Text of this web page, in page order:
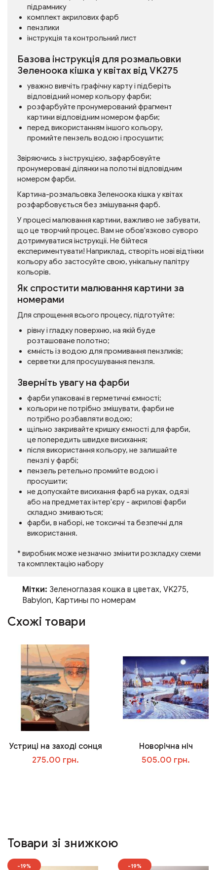
підрамнику
комплект акрилових фарб
пензлики
інструкція та контрольний лист
Базова інструкція для розмальовки
Зеленоока кішка у квітах від VK275
уважно вивчіть графічну карту і підберіть
відповідний номер кольору фарби;
розфарбуйте пронумерований фрагмент
картини відповідним номером фарби;
перед використанням іншого кольору,
промийте пензель водою і просушити;
Звіряючись з інструкцією, зафарбовуйте
пронумеровані ділянки на полотні відповідним
номером фарби.
Картина-розмальовка Зеленоока кішка у квітах
розфарбовується без змішування фарб.
У процесі малювання картини, важливо не забувати,
що це творчий процес. Вам не обов'язково суворо
дотримуватися інструкції. Не бійтеся
експериментувати! Наприклад, створіть нові відтінки
кольору або застосуйте свою, унікальну палітру
кольорів.
Як спростити малювання картини за
номерами
Для спрощення всього процесу, підготуйте:
рівну і гладку поверхню, на якій буде
розташоване полотно;
ємність із водою для промивання пензликів;
серветки для просушування пензля.
Зверніть увагу на фарби
фарби упаковані в герметичні ємності;
кольори не потрібно змішувати, фарби не
потрібно розбавляти водою;
щільно закривайте кришку ємності для фарби,
це попередить швидке висихання;
після використання кольору, не залишайте
пензлі у фарбі;
пензель ретельно промийте водою і
просушити;
не допускайте висихання фарб на руках, одязі
або на предметах інтер'єру - акрилові фарби
складно змиваються;
фарби, в наборі, не токсичні та безпечні для
використання.
* виробник може незначно змінити розкладку схеми
та комплектацію набору
Мітки: Зеленоглазая кошка в цветах, VK275,
Babylon, Картины по номерам
Схожі товари
Устриці на заході сонця
275.00 грн.
Новорічна ніч
505.00 грн.
Товари зі знижкою
-19% -19%